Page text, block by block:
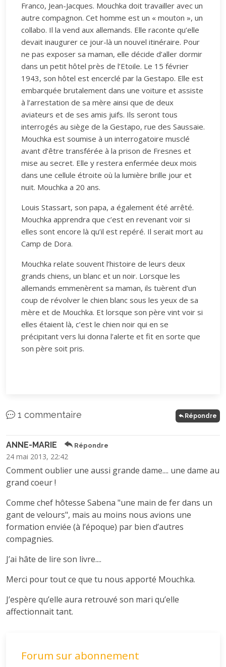
Franco, Jean-Jacques. Mouchka doit travailler avec un
autre compagnon. Cet homme est un « mouton », un
collabo. Il la vend aux allemands. Elle raconte qu’elle
devait inaugurer ce jour-là un nouvel itinéraire. Pour
ne pas exposer sa maman, elle décide d’aller dormir
dans un petit hôtel près de l’Etoile. Le 15 février
1943, son hôtel est encerclé par la Gestapo. Elle est
embarquée brutalement dans une voiture et assiste
à l’arrestation de sa mère ainsi que de deux
aviateurs et de ses amis juifs. Ils seront tous
interrogés au siège de la Gestapo, rue des Saussaie.
Mouchka est soumise à un interrogatoire musclé
avant d’être transférée à la prison de Fresnes et
mise au secret. Elle y restera enfermée deux mois
dans une cellule étroite où la lumière brille jour et
nuit. Mouchka a 20 ans.
Louis Stassart, son papa, a également été arrêté.
Mouchka apprendra que c’est en revenant voir si
elles sont encore là qu’il est repéré. Il serait mort au
Camp de Dora.
Mouchka relate souvent l’histoire de leurs deux
grands chiens, un blanc et un noir. Lorsque les
allemands emmenèrent sa maman, ils tuèrent d’un
coup de révolver le chien blanc sous les yeux de sa
mère et de Mouchka. Et lorsque son père vint voir si
elles étaient là, c’est le chien noir qui en se
précipitant vers lui donna l’alerte et fit en sorte que
son père soit pris.
1 commentaire Répondre
ANNE-MARIE Répondre
24 mai 2013, 22:42
Comment oublier une aussi grande dame.... une dame au
grand coeur !
Comme chef hôtesse Sabena "une main de fer dans un
gant de velours", mais au moins nous avions une
formation enviée (à l’époque) par bien d’autres
compagnies.
J’ai hâte de lire son livre....
Merci pour tout ce que tu nous apporté Mouchka.
J’espère qu’elle aura retrouvé son mari qu’elle
affectionnait tant.
Forum sur abonnement